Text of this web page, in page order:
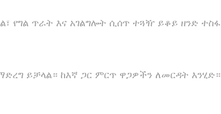
የግል ጥራት እና አገልግሎት ሲሰጥ ተጓዥ ይቆይ ዘንድ ተስፋ
ይቻላል። ከእኛ ጋር ምርጥ ዋጋዎችን ለመርዳት እንሂድ።